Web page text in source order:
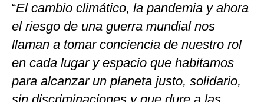
“El cambio climático, la pandemia y ahora
el riesgo de una guerra mundial nos
llaman a tomar conciencia de nuestro rol
en cada lugar y espacio que habitamos
para alcanzar un planeta justo, solidario,